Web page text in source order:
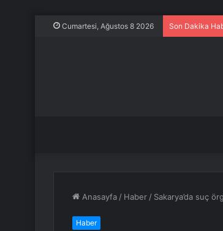
Cumartesi, Ağustos 8 2026 Son Dakika
Anasayfa / Haber / Sakarya’da suç
Haber